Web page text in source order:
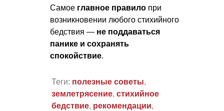
Самое главное правило при
возникновении любого стихийного
бедствия — не поддаваться
панике и сохранять
спокойствие.
Теги: полезные советы,
землетрясение, стихийное
бедствие, рекомендации,